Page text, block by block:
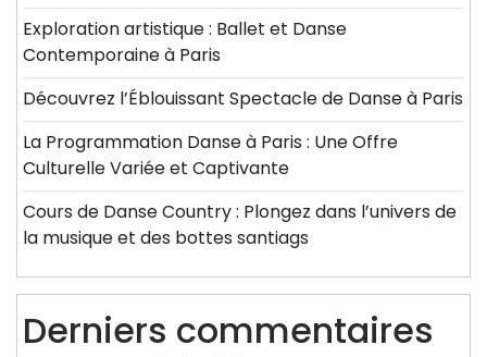
Exploration artistique : Ballet et Danse
Contemporaine à Paris
Découvrez l’Éblouissant Spectacle de Danse à Paris
La Programmation Danse à Paris : Une Offre
Culturelle Variée et Captivante
Cours de Danse Country : Plongez dans l’univers de
la musique et des bottes santiags
Derniers commentaires